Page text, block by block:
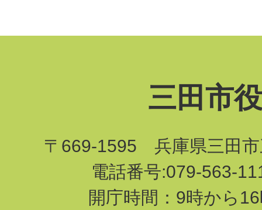
三田市
〒669-1595 兵庫県三田市
電話番号:079-563-
開庁時間：9時から